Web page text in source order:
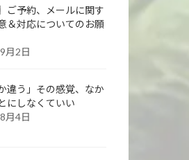
ご予約、メールに関す
＆対応についてのお願
月2日
違う」その感覚、なか
にしなくていい
月4日